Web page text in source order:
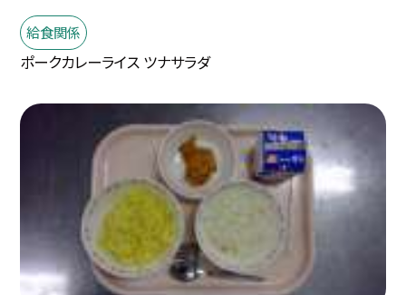
給食関係
ポークカレーライス ツナサラダ